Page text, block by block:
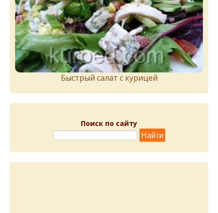
Быстрый салат с курицей
Поиск по сайту